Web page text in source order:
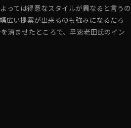
っては得意なスタイルが異なると言うの
広い提案が出来るのも強みになるだろ
済ませたところで、早速老田氏のイン